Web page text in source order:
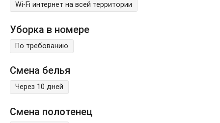
Wi-Fi интернет на всей территории
Уборка в номере
По требованию
Смена белья
Через 10 дней
Смена полотенец